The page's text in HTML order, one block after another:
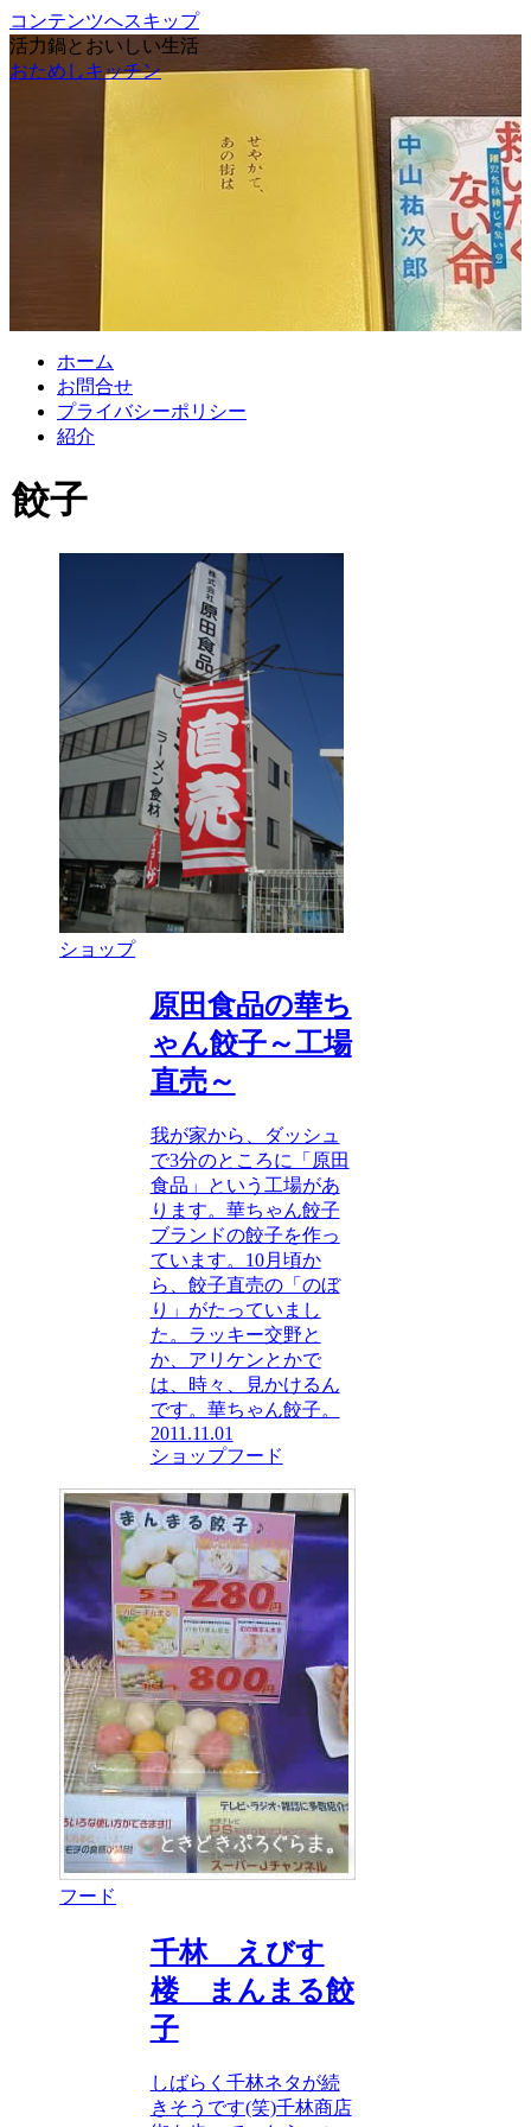
コンテンツへスキップ
活力鍋とおいしい生活
おためしキッチン
ホーム
お問合せ
プライバシーポリシー
紹介
餃子
ショップ
原田食品の華ち
ゃん餃子～工場
直売～
我が家から、ダッシュ
で3分のところに「原田
食品」という工場があ
ります。華ちゃん餃子
ブランドの餃子を作っ
ています。10月頃か
ら、餃子直売の「のぼ
り」がたっていまし
た。ラッキー交野と
か、アリケンとかで
は、時々、見かけるん
です。華ちゃん餃子。
2011.11.01
ショップフード
フード
千林 えびす
楼 まんまる餃
子
しばらく千林ネタが続
きそうです(笑)千林商店